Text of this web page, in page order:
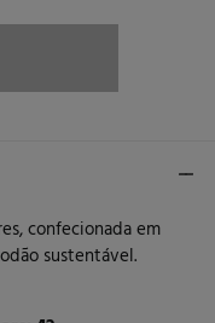
confecionada em
sustentável.